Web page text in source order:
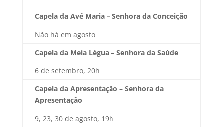
Capela da Avé Maria – Senhora da Conceição
Não há em agosto
Capela da Meia Légua – Senhora da Saúde
6 de setembro, 20h
Capela da Apresentação – Senhora da
Apresentação
9, 23, 30 de agosto, 19h